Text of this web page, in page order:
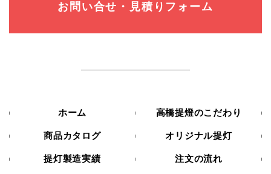
お問い合せ・見積りフォーム
ホーム 高橋提燈のこだわり
商品カタログ オリジナル提灯
提灯製造実績 注文の流れ